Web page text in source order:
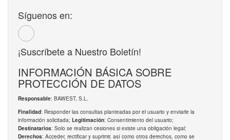
Síguenos en:
¡Suscríbete a Nuestro Boletín!
INFORMACIÓN BÁSICA SOBRE
PROTECCIÓN DE DATOS
Responsable: BAWEST, S.L.
Finalidad: Responder las consultas planteadas por el usuario y enviarle la
información solicitada; Legitimación: Consentimiento del usuario;
Destinatarios: Solo se realizan cesiones si existe una obligación legal;
Derechos: Acceder, rectificar y suprimir, así como otros derechos, como se